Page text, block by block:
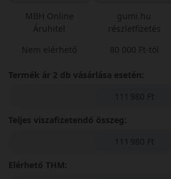
MBH Online
Áruhitel
Nem elérhető
gumi.hu
részletfizetés
80 000 Ft-tól
Termék ár 2 db vásárlása esetén:
111 980 Ft
Teljes viszafizetendő összeg:
111 980 Ft
Elérhető THM: